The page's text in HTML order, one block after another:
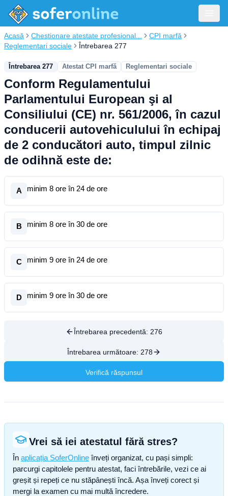
Acasă Chestionare atestate profesional...
CPI marfă
Reglementari sociale
Întrebarea 277
Întrebarea 277 Atestat CPI marfă Reglementari sociale
Conform Regulamentului
Parlamentului European şi al
Consiliului (CE) nr. 561/2006, în cazul
conducerii autovehiculului în echipaj
de 2 conducători auto, timpul zilnic
de odihnă este de:
A minim 8 ore în 24 de ore
B minim 8 ore în 30 de ore
C minim 9 ore în 24 de ore
D minim 9 ore în 30 de ore
Întrebarea precedentă: 276
Întrebarea următoare: 278
Verifică răspunsul
Vrei să iei atestatul fără stres?
În aplicația SoferOnline înveți organizat, cu pași simpli:
parcurgi capitolele pentru atestat, faci întrebările, vezi ce ai
greșit și repeți ce nu stăpânești încă. Așa înveți corect și
mergi la examen cu mai multă încredere.